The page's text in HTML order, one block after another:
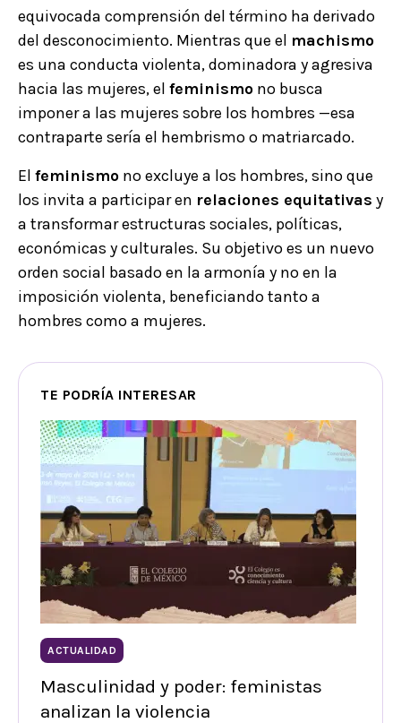
equivocada comprensión del término ha derivado
del desconocimiento. Mientras que el machismo
es una conducta violenta, dominadora y agresiva
hacia las mujeres, el feminismo no busca
imponer a las mujeres sobre los hombres —esa
contraparte sería el hembrismo o matriarcado.
El feminismo no excluye a los hombres, sino que
los invita a participar en relaciones equitativas y
a transformar estructuras sociales, políticas,
económicas y culturales. Su objetivo es un nuevo
orden social basado en la armonía y no en la
imposición violenta, beneficiando tanto a
hombres como a mujeres.
TE PODRÍA INTERESAR
ACTUALIDAD
Masculinidad y poder: feministas
analizan la violencia